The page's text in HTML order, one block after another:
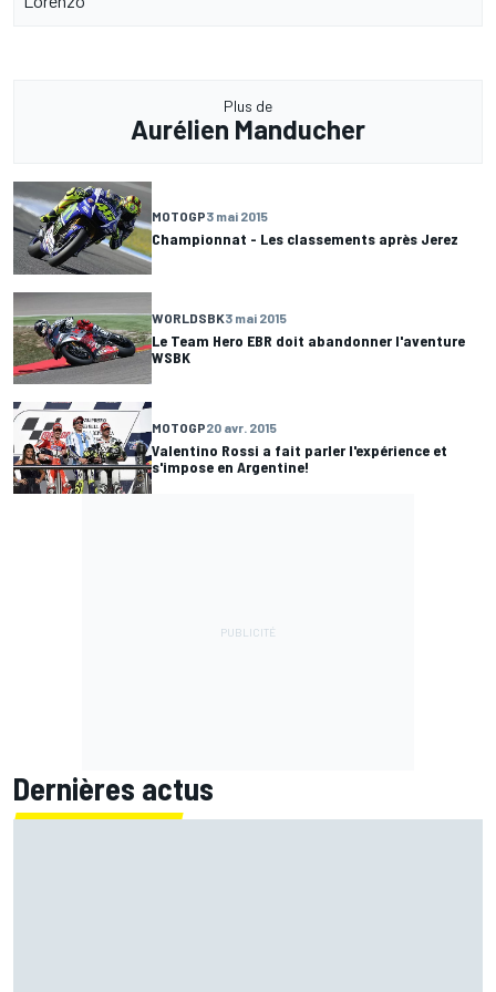
Plus de
Aurélien Manducher
MOTOGP3 mai 2015
Championnat - Les classements après Jerez
WORLDSBK3 mai 2015
Le Team Hero EBR doit abandonner l'aventure
WSBK
MOTOGP20 avr. 2015
Valentino Rossi a fait parler l'expérience et
s'impose en Argentine!
Dernières actus